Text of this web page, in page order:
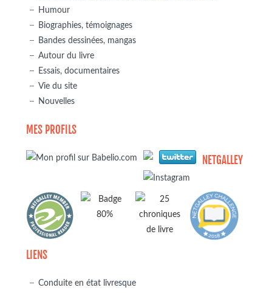
Humour
Biographies, témoignages
Bandes dessinées, mangas
Autour du livre
Essais, documentaires
Vie du site
Nouvelles
MES PROFILS
NETGALLEY
LIENS
Conduite en état livresque